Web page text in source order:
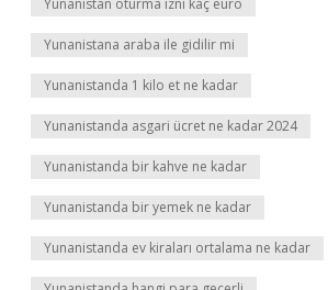
Yunanistan oturma izni kaç euro
Yunanistana araba ile gidilir mi
Yunanistanda 1 kilo et ne kadar
Yunanistanda asgari ücret ne kadar 2024
Yunanistanda bir kahve ne kadar
Yunanistanda bir yemek ne kadar
Yunanistanda ev kiraları ortalama ne kadar